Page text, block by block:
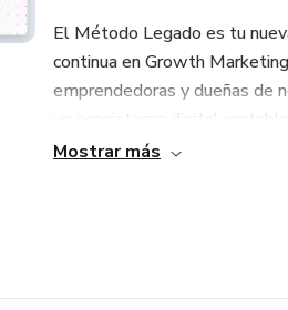
El Método Legado es tu
continua en Growth
emprendedoras y dueñas de
un ecosistema digital
Mostrar más